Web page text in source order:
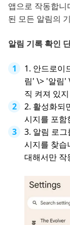
앱으로 작동합니
된 모든 알림의
알림 기록 확인
1. 안드로이
림' \> '알림'
직 켜져 있
2. 활성화되
시지를 포함
3. 알림 로
시지를 찾습
대해서만 작